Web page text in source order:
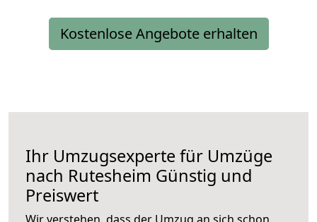
Kostenlose Angebote erhalten
Ihr Umzugsexperte für Umzüge
nach Rutesheim Günstig und
Preiswert